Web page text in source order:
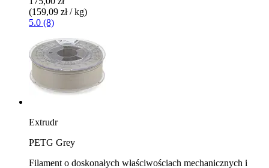
(159,09 zł / kg)
5.0 (8)
Extrudr
PETG Grey
Filament o doskonałych właściwościach mechanicznych i